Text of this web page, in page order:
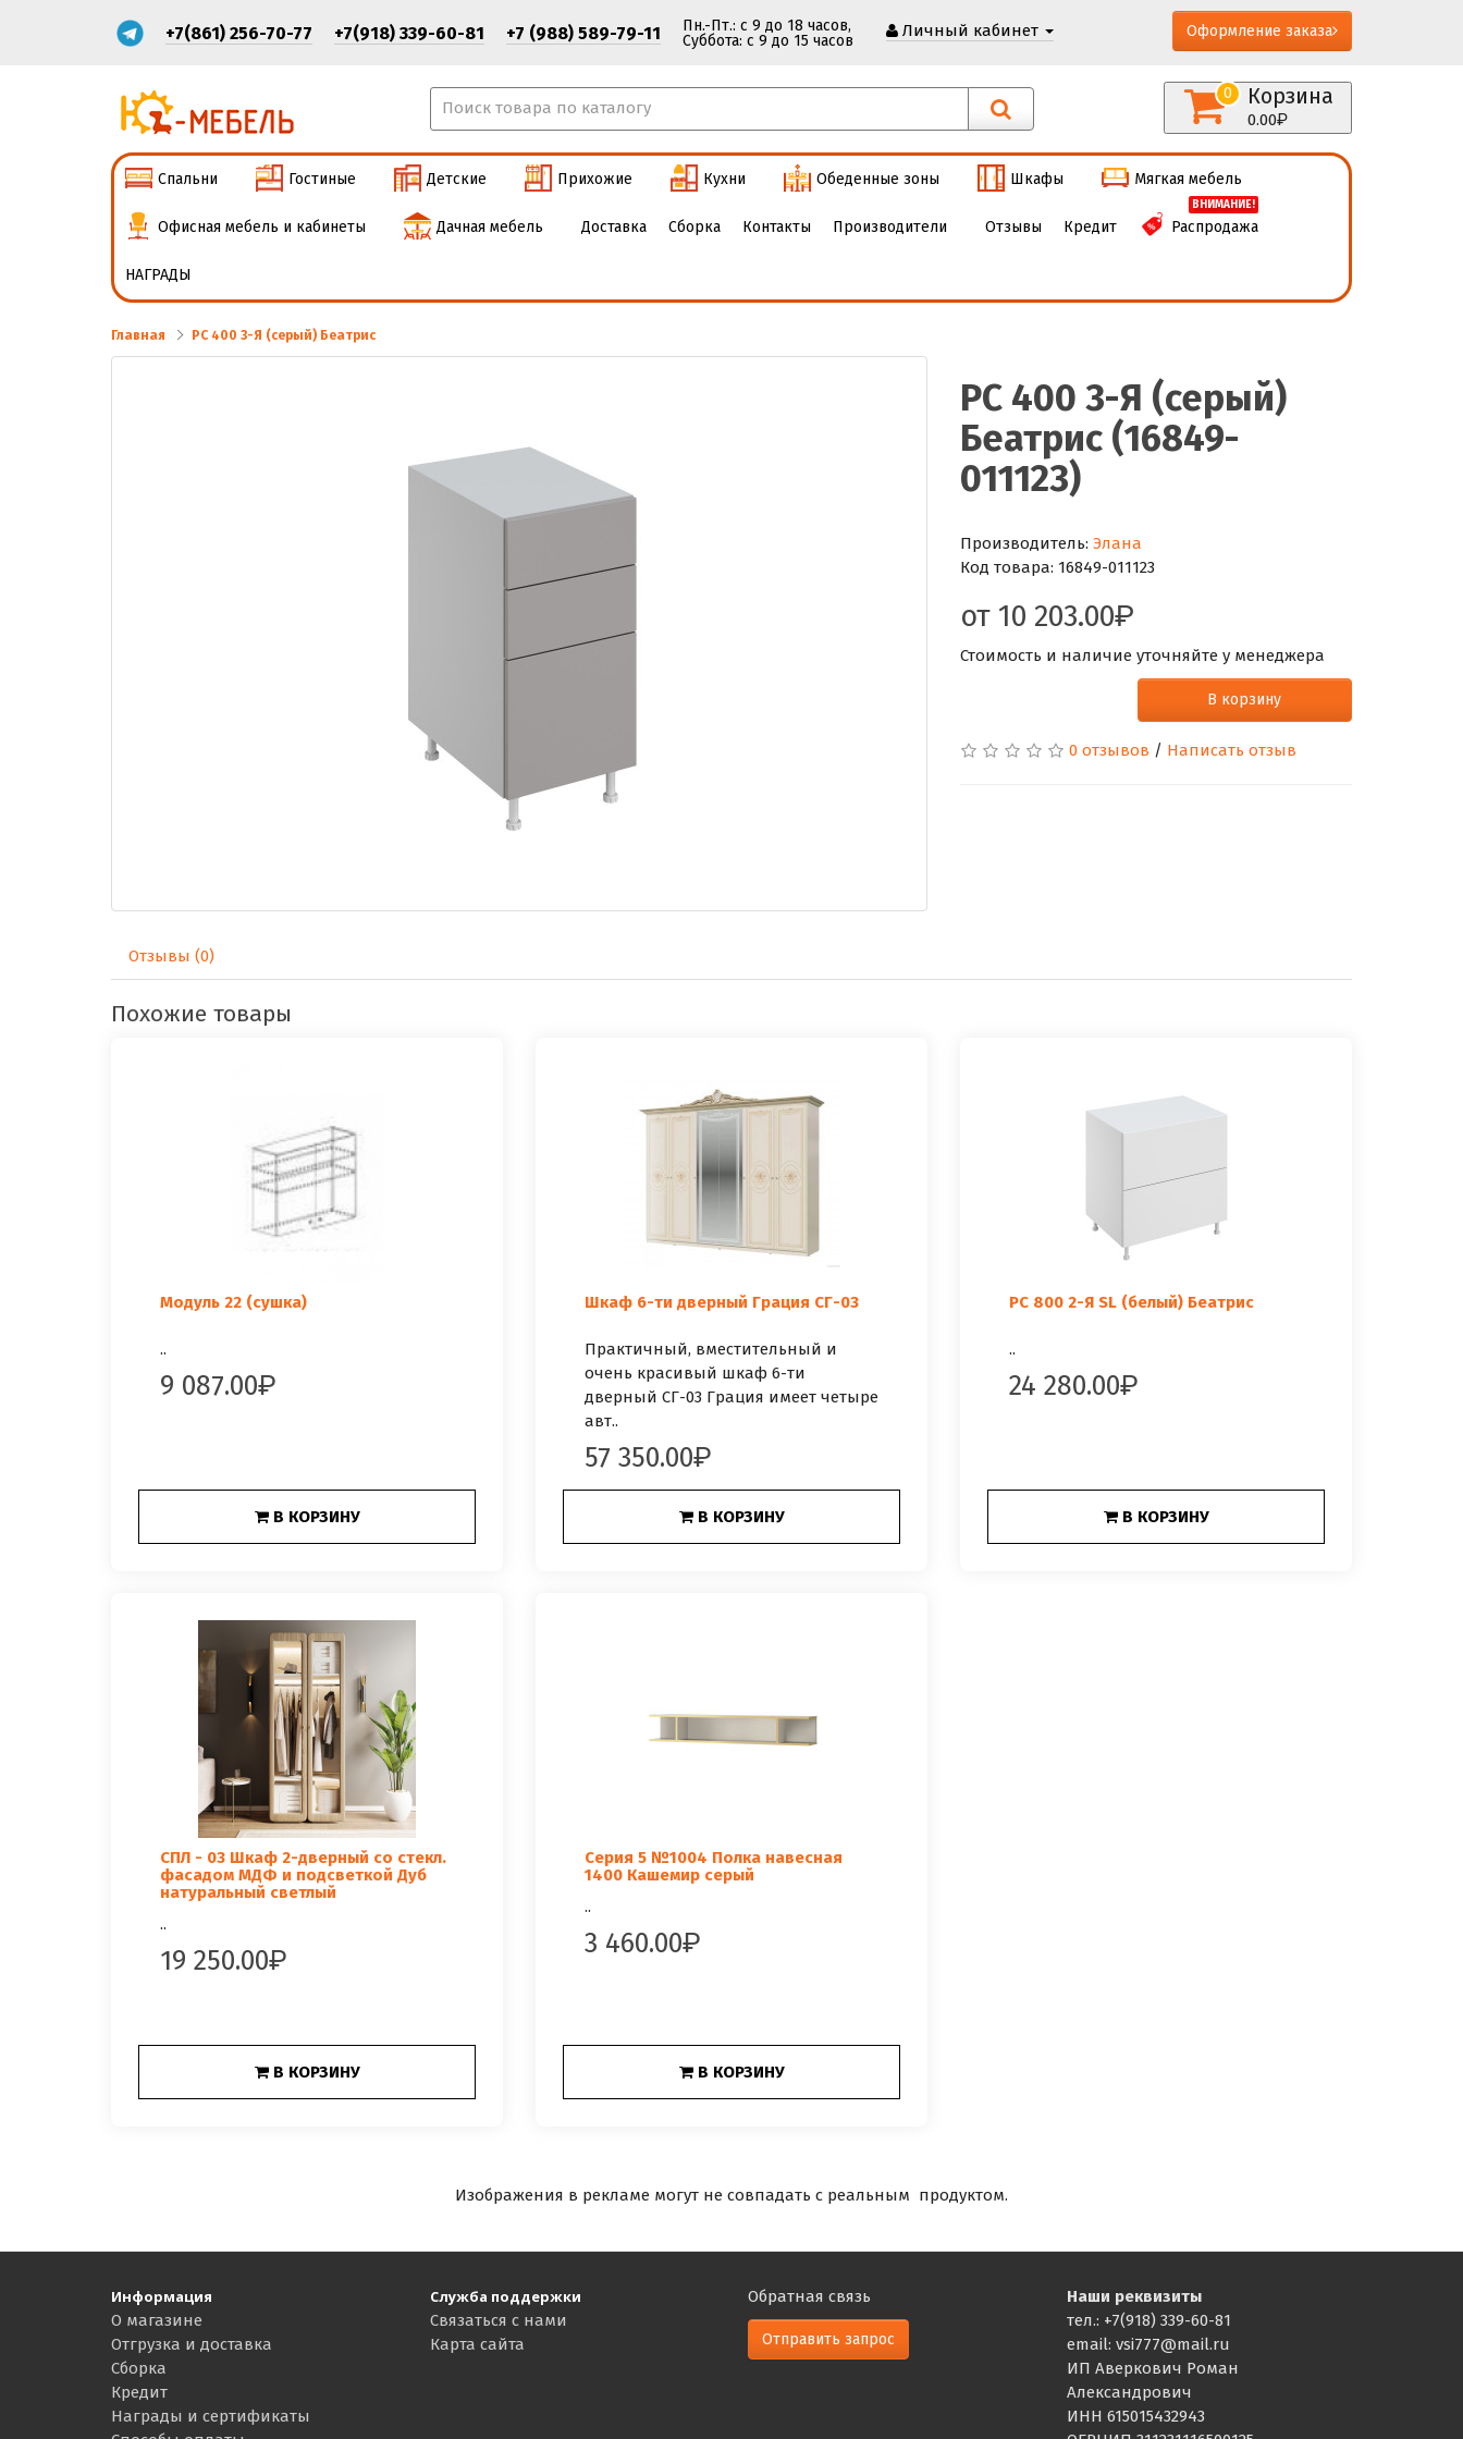
+7(861) 256-70-77 +7(918) 339-60-81 +7 (988) 589-79-11
Пн.-Пт.: с 9 до 18 часов,
Cуббота: с 9 до 15 часов
Личный кабинет Оформление заказа
Корзина
0
0.00
Спальни Гостиные Детские Прихожие Кухни Обеденные зоны Шкафы Мягкая мебель
Офисная мебель и кабинеты Дачная мебель Доставка Сборка Контакты Производители Отзывы Кредит
ВНИМАНИЕ!
Распродажа
НАГРАДЫ
Главная РС 400 3-Я (серый) Беатрис
РС 400 3-Я (серый)
Беатрис (16849-
011123)
Производитель: Элана
Код товара: 16849-011123
от 10 203.00
Стоимость и наличие уточняйте у менеджера
В корзину
0 отзывов / Написать отзыв
Отзывы (0)
Похожие товары
Модуль 22 (сушка)
..
9 087.00
В КОРЗИНУ
Шкаф 6-ти дверный Грация СГ-03
Практичный, вместительный и
очень красивый шкаф 6-ти
дверный СГ-03 Грация имеет четыре
авт..
57 350.00
В КОРЗИНУ
РС 800 2-Я SL (белый) Беатрис
..
24 280.00
В КОРЗИНУ
СПЛ - 03 Шкаф 2-дверный со стекл.
фасадом МДФ и подсветкой Дуб
натуральный светлый
..
19 250.00
В КОРЗИНУ
Серия 5 №1004 Полка навесная
1400 Кашемир серый
..
3 460.00
В КОРЗИНУ
Изображения в рекламе могут не совпадать с реальным продуктом.
Информация
О магазине
Отгрузка и доставка
Сборка
Кредит
Награды и сертификаты
Служба поддержки
Связаться с нами
Карта сайта
Обратная связь
Отправить запрос
Наши реквизиты
тел.: +7(918) 339-60-81
email: vsi777@mail.ru
ИП Аверкович Роман
Александрович
ИНН 615015432943